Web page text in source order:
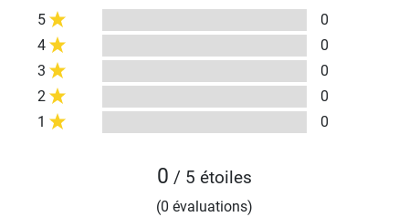
5
0
4
0
3
0
2
0
1
0
0 / 5 étoiles
(0 évaluations)